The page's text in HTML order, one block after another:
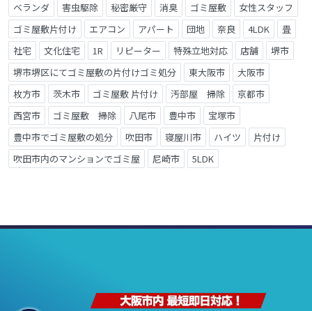
ベランダ
害虫駆除 秘密厳守 消臭 ゴミ屋敷
女性スタッフ
ゴミ屋敷片付け
エアコン アパート 団地 奈良 4LDK
畳
社宅
文化住宅 1R リピーター 特殊立地対応 店舗
堺市
堺市堺区にてゴミ屋敷の片付けゴミ処分
東大阪市
大阪市
枚方市
茨木市 ゴミ屋敷 片付け 汚部屋 掃除
京都市
西宮市
ゴミ屋敷 掃除 八尾市 豊中市
宝塚市
豊中市でゴミ屋敷の処分
吹田市 寝屋川市 ハイツ
片付け
吹田市内のマンションでゴミ屋
尼崎市 5LDK